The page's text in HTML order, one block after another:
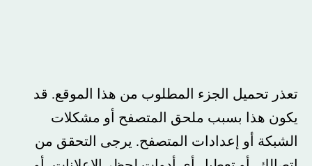
تعذر تحميل الجزء المطلوب من هذا الموقع. قد
يكون هذا بسبب ملحق المتصفح أو مشكلات
الشبكة أو إعدادات المتصفح. يرجى التحقق من